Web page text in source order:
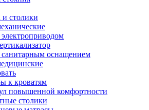
и столики
санитарным оснащением
к кроватям
повышенной комфортности
столики